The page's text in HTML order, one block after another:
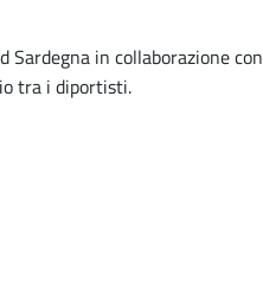
in collaborazione
tra i diportisti.